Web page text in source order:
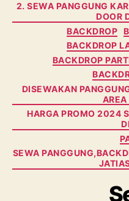
2. SEWA PANGGUNG
DOOR
BACKDROP
BACKDROP
BACKDROP
DISEWAKAN
HARGA PROMO 2024
SEWA